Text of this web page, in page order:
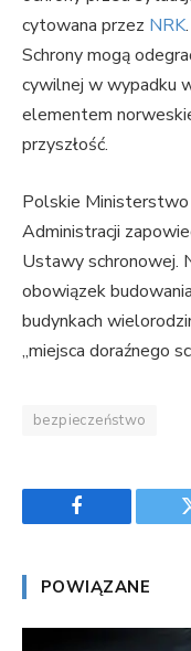
cytowana przez NRK.
Schrony mogą
cywilnej w wypadku
elementem
przyszłość.
Polskie
Administracji
Ustawy schronowej.
obowiązek
budynkach
„miejsca doraźnego
bezpieczeństwo
Facebook
POWIĄZANE